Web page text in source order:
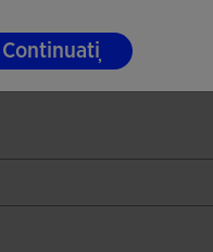
ale clienților
Continuați